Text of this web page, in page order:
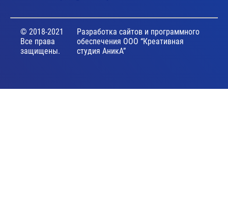
© 2018-2021
Все права
защищены.
Разработка сайтов и программного
обеспечения ООО “Креативная
студия АникА”